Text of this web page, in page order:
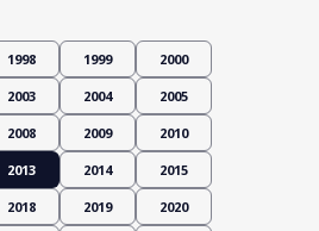
1998 1999 2000
2003 2004 2005
2008 2009 2010
2013 2014 2015
2018 2019 2020